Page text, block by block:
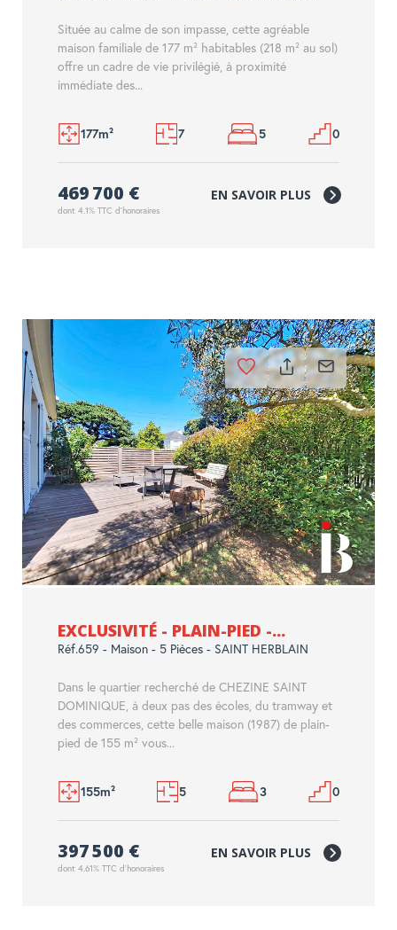
Située au calme de son impasse, cette agréable
maison familiale de 177 m² habitables (218 m² au sol)
offre un cadre de vie privilégié, à proximité
immédiate des...
177m² 7 5 0
469 700 €
dont 4.1% TTC d'honoraires
EN SAVOIR PLUS
EXCLUSIVITÉ - PLAIN-PIED -...
Réf.659 - Maison - 5 Pièces - SAINT HERBLAIN
Dans le quartier recherché de CHEZINE SAINT
DOMINIQUE, à deux pas des écoles, du tramway et
des commerces, cette belle maison (1987) de plain-
pied de 155 m² vous...
155m² 5 3 0
397 500 €
dont 4.61% TTC d'honoraires
EN SAVOIR PLUS